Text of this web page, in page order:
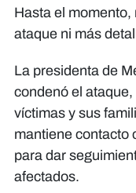
Hasta el momento,
ataque ni más
La presidenta de
condenó el
víctimas y sus
mantiene contacto
para dar
afectados.